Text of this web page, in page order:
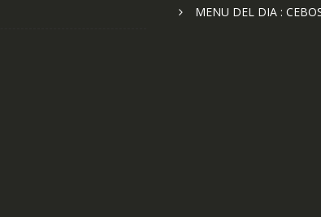
MENU DEL DIA :